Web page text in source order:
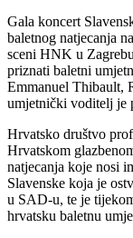
Gala koncert
baletnog natjecanja
sceni HNK u
priznati baletni
Emmanuel Thibault,
umjetnički voditelj je
Hrvatsko društvo
Hrvatskom
natjecanja koje nosi
Slavenske koja je
u SAD-u, te je
hrvatsku baletnu